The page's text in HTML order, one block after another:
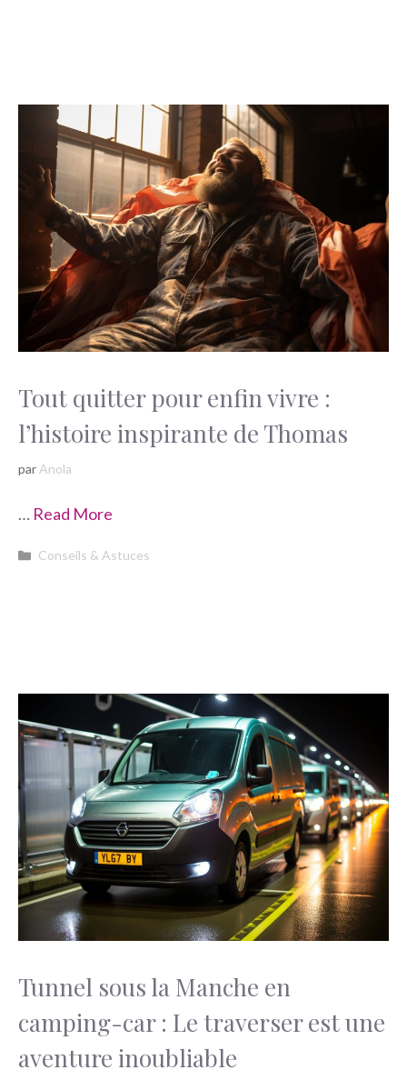
Tout quitter pour enfin vivre :
l’histoire inspirante de Thomas
par Anola
… Read More
Catégories
Conseils & Astuces
Tunnel sous la Manche en
camping-car : Le traverser est une
aventure inoubliable